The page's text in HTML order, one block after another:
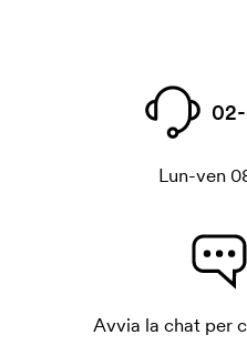
Lun-ven
Avvia la chat per